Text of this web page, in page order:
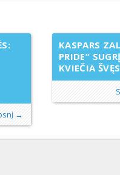
→
KASPARS
PRIDE“
KVIEČIA